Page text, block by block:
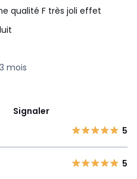
qualité F très joli effet
mois
Signaler
5
5